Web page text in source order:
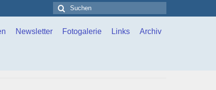
Suchen
nach:
Newsletter Fotogalerie Links Archiv